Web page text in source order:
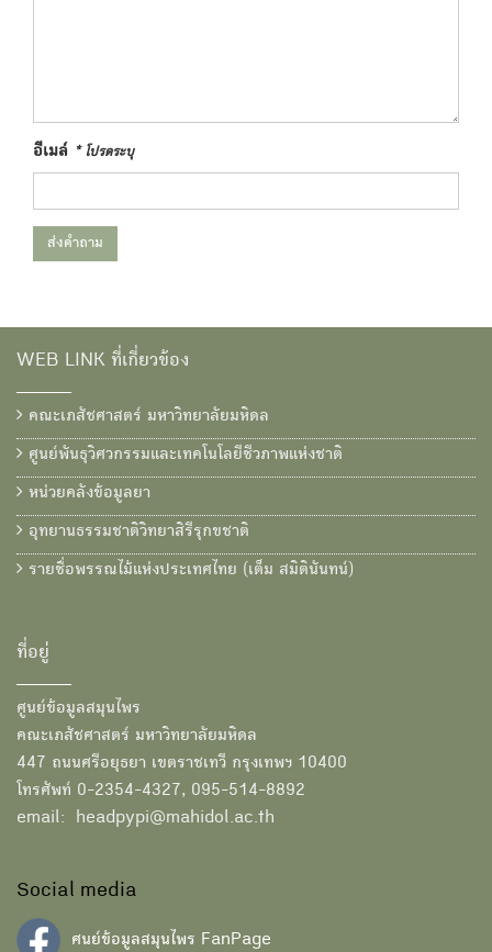
อีเมล์ * โปรดระบุ
ส่งคำถาม
WEB LINK ที่เกี่ยวข้อง
คณะเภสัชศาสตร์ มหาวิทยาลัยมหิดล
ศูนย์พันธุวิศวกรรมและเทคโนโลยีชีวภาพแห่งชาติ
หน่วยคลังข้อมูลยา
อุทยานธรรมชาติวิทยาสิรีรุกขชาติ
รายชื่อพรรณไม้แห่งประเทศไทย (เต็ม สมิตินันทน์)
ที่อยู่
ศูนย์ข้อมูลสมุนไพร
คณะเภสัชศาสตร์ มหาวิทยาลัยมหิดล
447 ถนนศรีอยุธยา เขตราชเทวี กรุงเทพฯ 10400
โทรศัพท์ 0-2354-4327, 095-514-8892
email: headpypi@mahidol.ac.th
Social media
ศนย์ข้อมูลสมุนไพร FanPage